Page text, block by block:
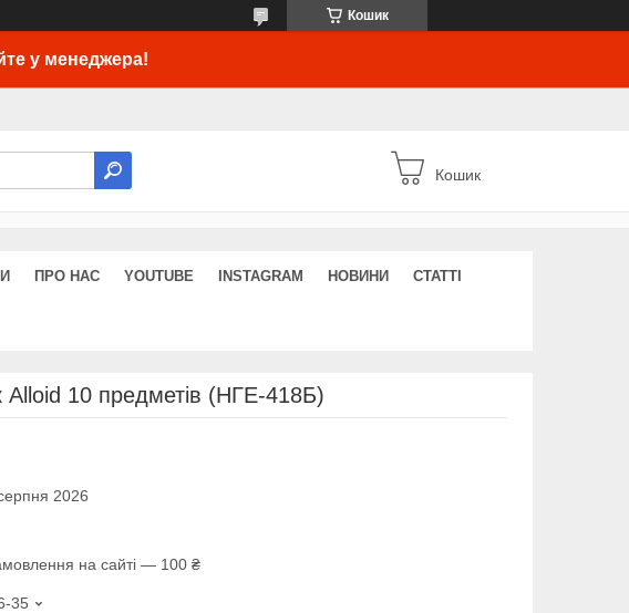
Кошик
у менеджера!
Кошик
ПРО НАС YOUTUBE INSTAGRAM НОВИНИ СТАТТІ
Alloid 10 предметів (НГЕ-418Б)
2026
на сайті — 100 ₴
35